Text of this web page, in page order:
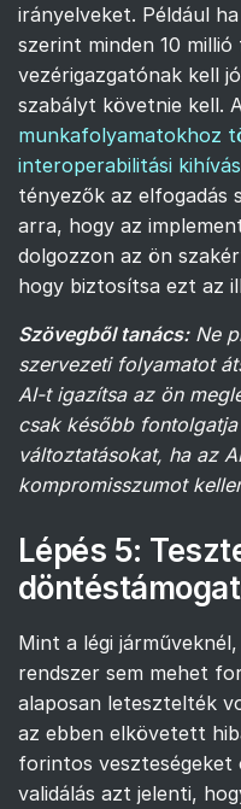
irányelveket. Például
szerint minden 10
vezérigazgatónak kell
szabályt követnie kell.
munkafolyamatokhoz
interoperabilitási
tényezők az elfogadás
arra, hogy az
dolgozzon az ön
hogy biztosítsa ezt az
Szövegből tanács: Ne
szervezeti folyamatot
AI-t igazítsa az ön
csak később
változtatásokat, ha az
kompromisszumot
Lépés 5:
Mint a légi
rendszer sem mehet
alaposan letesztelték
az ebben elkövetett
forintos veszteségeket
validálás azt jelenti,